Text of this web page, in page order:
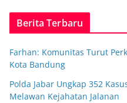
Berita Terbaru
Farhan: Komunitas Turut
Kota Bandung
Polda Jabar Ungkap 352
Melawan Kejahatan Jalanan